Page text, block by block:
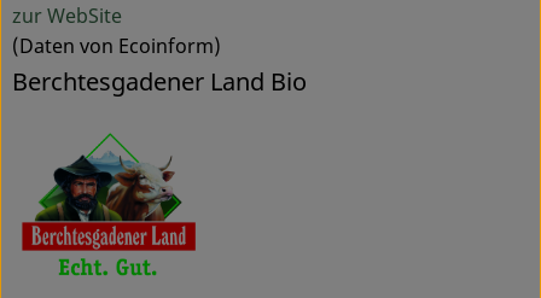
zur WebSite
(Daten von Ecoinform)
Berchtesgadener Land Bio